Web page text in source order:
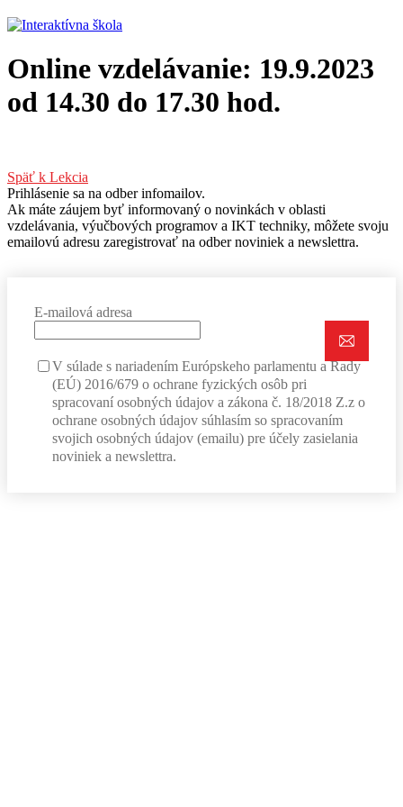
Online vzdelávanie: 19.9.2023
od 14.30 do 17.30 hod.
Späť k Lekcia
Prihlásenie sa na odber infomailov.
Ak máte záujem byť informovaný o novinkách v oblasti
vzdelávania, výučbových programov a IKT techniky, môžete svoju
emailovú adresu zaregistrovať na odber noviniek a newslettra.
E-mailová adresa
V súlade s nariadením Európskeho parlamentu a Rady
(EÚ) 2016/679 o ochrane fyzických osôb pri
spracovaní osobných údajov a zákona č. 18/2018 Z.z o
ochrane osobných údajov súhlasím so spracovaním
svojich osobných údajov (emailu) pre účely zasielania
noviniek a newslettra.